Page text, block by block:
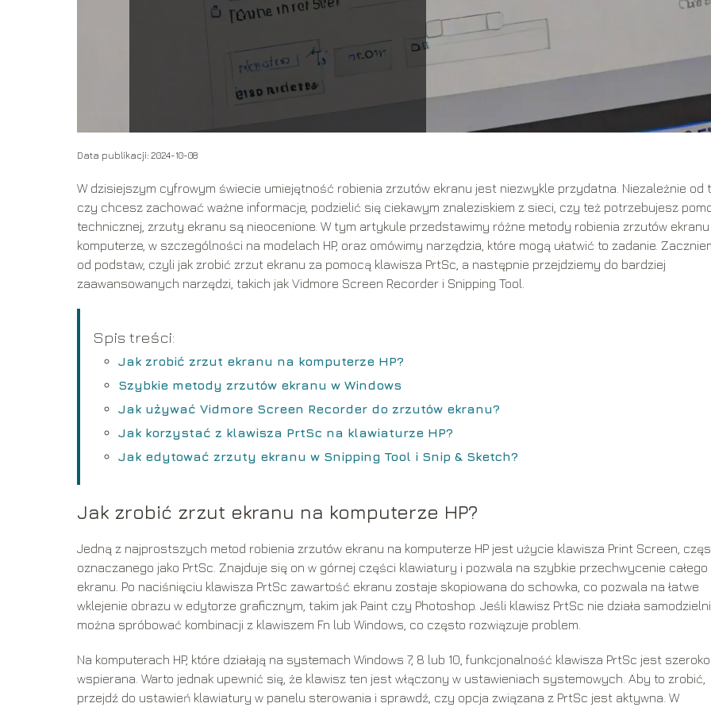
Data publikacji: 2024-10-08
W dzisiejszym cyfrowym świecie umiejętność robienia zrzutów ekranu jest niezwykle przydatna. Niezależnie od
czy chcesz zachować ważne informacje, podzielić się ciekawym znaleziskiem z sieci, czy też potrzebujesz
technicznej, zrzuty ekranu są nieocenione. W tym artykule przedstawimy różne metody robienia zrzutów ekranu
komputerze, w szczególności na modelach HP, oraz omówimy narzędzia, które mogą ułatwić to zadanie.
od podstaw, czyli jak zrobić zrzut ekranu za pomocą klawisza PrtSc, a następnie przejdziemy do bardziej
zaawansowanych narzędzi, takich jak Vidmore Screen Recorder i Snipping Tool.
Spis treści:
Jak zrobić zrzut ekranu na komputerze HP?
Szybkie metody zrzutów ekranu w Windows
Jak używać Vidmore Screen Recorder do zrzutów ekranu?
Jak korzystać z klawisza PrtSc na klawiaturze HP?
Jak edytować zrzuty ekranu w Snipping Tool i Snip & Sketch?
Jak zrobić zrzut ekranu na komputerze HP?
Jedną z najprostszych metod robienia zrzutów ekranu na komputerze HP jest użycie klawisza Print Screen,
oznaczanego jako PrtSc. Znajduje się on w górnej części klawiatury i pozwala na szybkie przechwycenie całego
ekranu. Po naciśnięciu klawisza PrtSc zawartość ekranu zostaje skopiowana do schowka, co pozwala na łatwe
wklejenie obrazu w edytorze graficznym, takim jak Paint czy Photoshop. Jeśli klawisz PrtSc nie działa
można spróbować kombinacji z klawiszem Fn lub Windows, co często rozwiązuje problem.
Na komputerach HP, które działają na systemach Windows 7, 8 lub 10, funkcjonalność klawisza PrtSc jest szeroko
wspierana. Warto jednak upewnić się, że klawisz ten jest włączony w ustawieniach systemowych. Aby to zrobić,
przejdź do ustawień klawiatury w panelu sterowania i sprawdź, czy opcja związana z PrtSc jest aktywna. W